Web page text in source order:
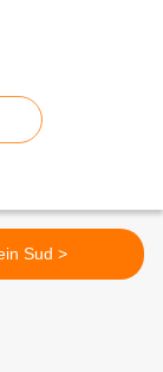
Plein Sud >